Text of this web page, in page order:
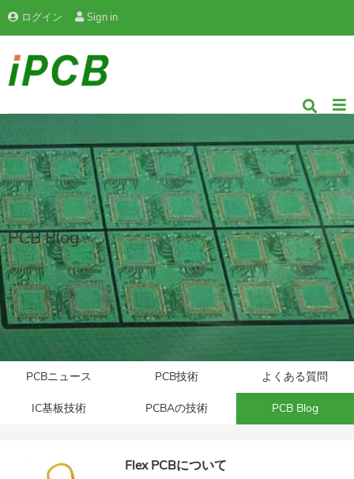
ログイン Sign in
PCB Blog
PCBニュース PCB技術 よくある質問
IC基板技術 PCBAの技術 PCB Blog
Flex PCBについて